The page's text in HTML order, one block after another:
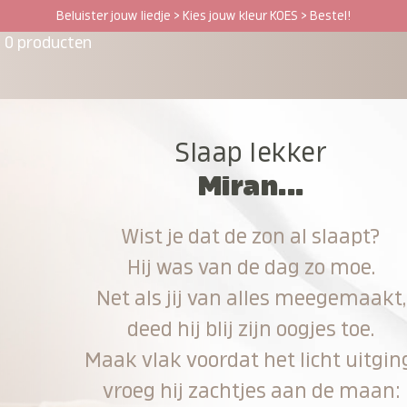
Beluister jouw liedje > Kies jouw kleur KOES > Bestel!
0 producten
Slaap lekker
Miran...
Wist je dat de zon al slaapt?
Hij was van de dag zo moe.
Net als jij van alles meegemaakt,
deed hij blij zijn oogjes toe.
Maak vlak voordat het licht
vroeg hij zachtjes aan de maan: